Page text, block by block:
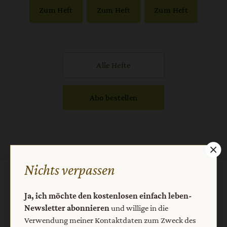
Zum Heft Zum Heft Zum Heft
Alle Hefte
Abo bestellen
Services: Anselm Grün Seine Vorträge
Nichts verpassen
Ja, ich möchte den kostenlosen einfach leben-
Newsletter abonnierenund willige in die
Verwendung meiner Kontaktdaten zum Zweck des